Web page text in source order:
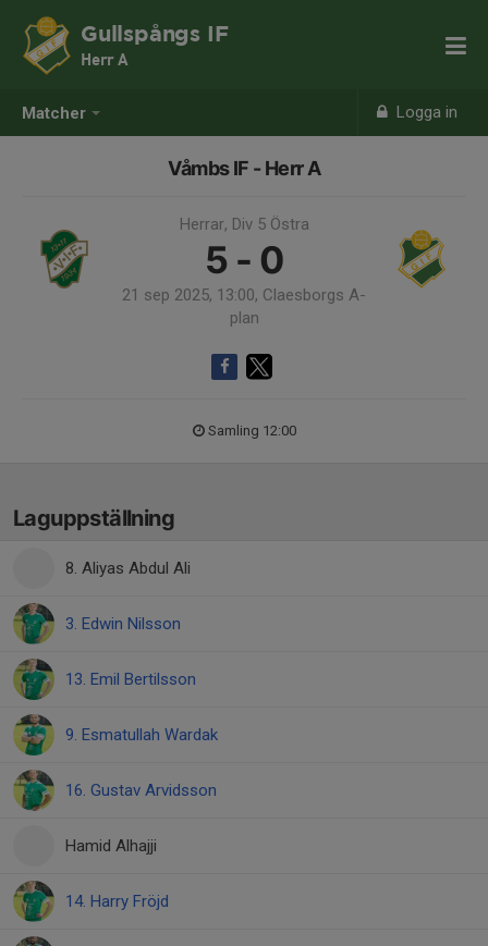
Matcher Logga in
Gullspångs IF
Herr A
Våmbs IF - Herr A
Herrar, Div 5 Östra
5 - 0
21 sep 2025, 13:00, Claesborgs A-
plan
Samling 12:00
Laguppställning
8. Aliyas Abdul Ali
3. Edwin Nilsson
13. Emil Bertilsson
9. Esmatullah Wardak
16. Gustav Arvidsson
Hamid Alhajji
14. Harry Fröjd